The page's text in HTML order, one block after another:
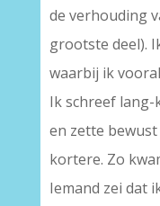
de verhouding
grootste deel).
waarbij ik
Ik schreef
en zette
kortere. Zo
Iemand zei dat